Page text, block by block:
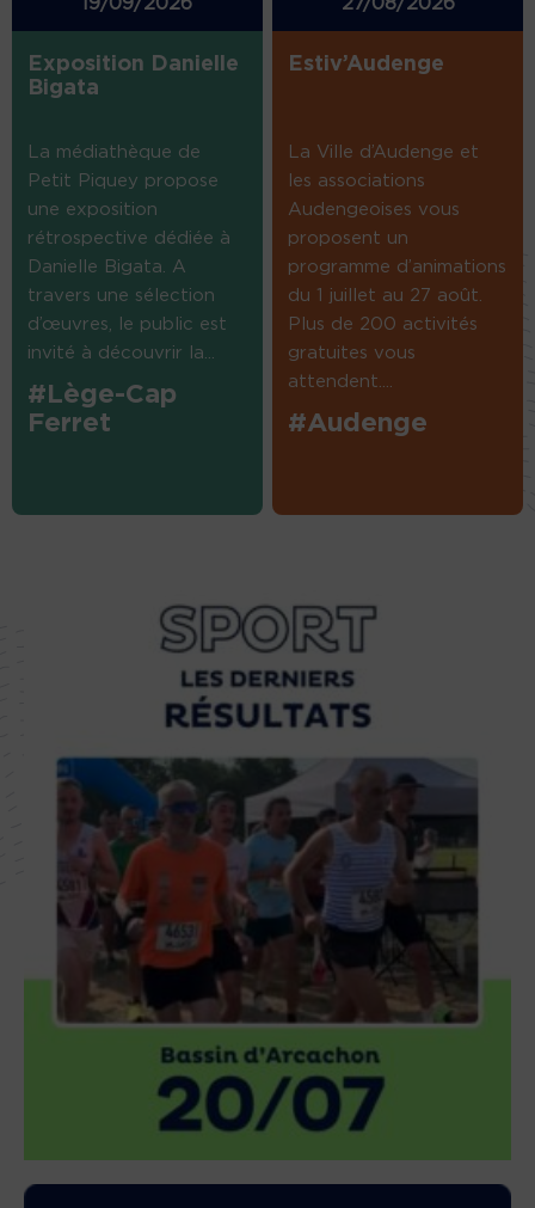
Exposition Danielle
Bigata
La médiathèque de
Petit Piquey propose
une exposition
rétrospective dédiée à
Danielle Bigata. A
travers une sélection
d’œuvres, le public est
invité à découvrir la...
#Lège-Cap
Ferret
Estiv’Audenge
La Ville d’Audenge et
les associations
Audengeoises vous
proposent un
programme d’animations
du 1 juillet au 27 août.
Plus de 200 activités
gratuites vous
attendent....
#Audenge